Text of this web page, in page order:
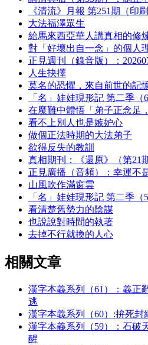
《清流》月報 第251期（印刷
大法福澤眾生
給馬來西亞華人講真相的修
對「好壞出自一念」的個人
正見週刊（錄音版）：
人生抉擇
莫名的恐懼，來自前世的記
「名」娃娃現形記 第二季（6
在魔難中體悟「弟子正念足
看不上別人也是嫉妒心
做個正法時期的大法弟子
欲得反失的教訓
真相期刊：《還原》（第21
正見廣播（音頻）：幸運不
山風吹作滿窗雲
「名」娃娃現形記 第二季（5
看清楚舊勢力的陰謀
也說說對時間的執著
去掉不行就換的人心
相關文章
漢字本義系列（61）：義正
逃
漢字本義系列（60）:拚死
漢字本義系列（59）：石破
醒